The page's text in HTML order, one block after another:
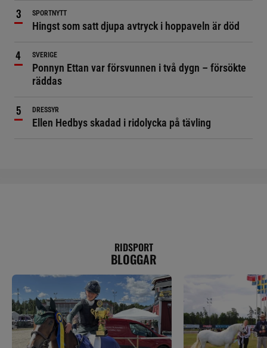
SPORTNYTT
Hingst som satt djupa avtryck i hoppaveln är död
SVERIGE
Ponnyn Ettan var försvunnen i två dygn – försökte
räddas
DRESSYR
Ellen Hedbys skadad i ridolycka på tävling
RIDSPORT
BLOGGAR